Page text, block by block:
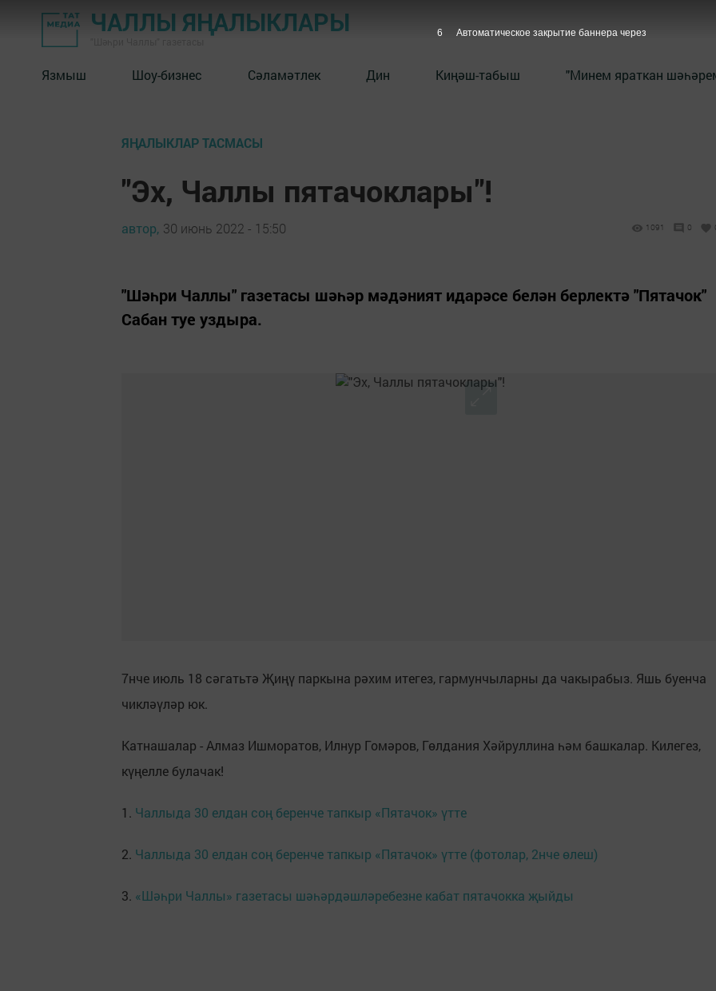
ЧАЛЛЫ ЯҢАЛЫКЛАРЫ
Язмыш Шоу-бизнес Сәламәтлек Дин Киңәш-табыш "Минем яраткан
ЯҢАЛЫКЛАР ТАСМАСЫ
"Эх, Чаллы пятачоклары"!
автор, 30 июнь 2022 - 15:50 1091 0
"Шәһри Чаллы" газетасы шәһәр мәдәният идарәсе белән берлектә "Пятачок"
Сабан туе уздыра.
7нче июль 18 сәгатьтә Җиңү паркына рәхим итегез, гармунчыларны да чакырабыз. Яшь буенча
чикләүләр юк.
Катнашалар - Алмаз Ишморатов, Илнур Гомәров, Гөлдания Хәйруллина һәм башкалар. Килегез,
күңелле булачак!
1. Чаллыда 30 елдан соң беренче тапкыр «Пятачок» үтте
2. Чаллыда 30 елдан соң беренче тапкыр «Пятачок» үтте (фотолар, 2нче өлеш)
3. «Шәһри Чаллы» газетасы шәһәрдәшләребезне кабат пятачокка җыйды
5 Автоматическое закрытие баннера через